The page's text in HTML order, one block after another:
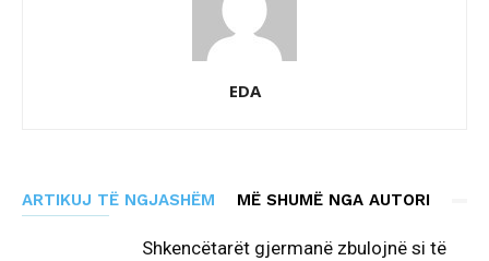
EDA
ARTIKUJ TË NGJASHËM MË SHUMË NGA AUTORI
Shkencëtarët gjermanë zbulojnë si të